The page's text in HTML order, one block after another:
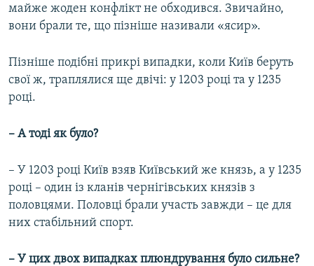
майже жоден конфлікт не обходився. Звичайно,
вони брали те, що пізніше називали «ясир».
Пізніше подібні прикрі випадки, коли Київ беруть
свої ж, траплялися ще двічі: у 1203 році та у 1235
році.
– А тоді як було?
– У 1203 році Київ взяв Київський же князь, а у 1235
році – один із кланів чернігівських князів з
половцями. Половці брали участь завжди – це для
них стабільний спорт.
– У цих двох випадках плюндрування було сильне?